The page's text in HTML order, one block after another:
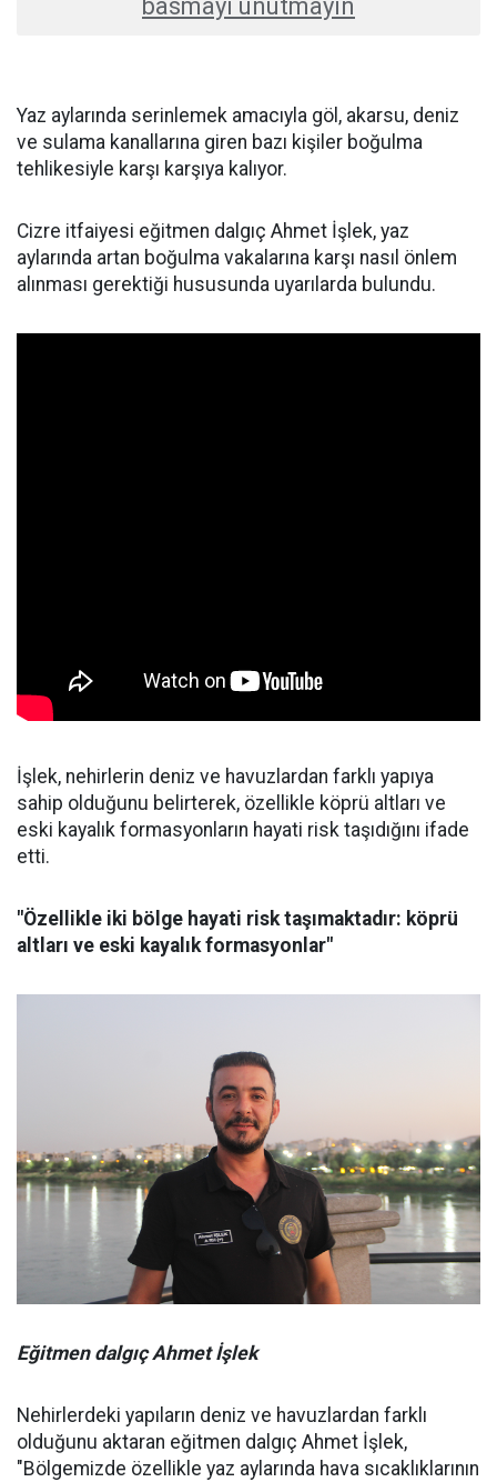
basmayı unutmayın
Yaz aylarında serinlemek amacıyla göl, akarsu, deniz
ve sulama kanallarına giren bazı kişiler boğulma
tehlikesiyle karşı karşıya kalıyor.
Cizre itfaiyesi eğitmen dalgıç Ahmet İşlek, yaz
aylarında artan boğulma vakalarına karşı nasıl önlem
alınması gerektiği hususunda uyarılarda bulundu.
İşlek, nehirlerin deniz ve havuzlardan farklı yapıya
sahip olduğunu belirterek, özellikle köprü altları ve
eski kayalık formasyonların hayati risk taşıdığını ifade
etti.
"Özellikle iki bölge hayati risk taşımaktadır: köprü
altları ve eski kayalık formasyonlar"
Eğitmen dalgıç Ahmet İşlek
Nehirlerdeki yapıların deniz ve havuzlardan farklı
olduğunu aktaran eğitmen dalgıç Ahmet İşlek,
"Bölgemizde özellikle yaz aylarında hava sıcaklıklarının